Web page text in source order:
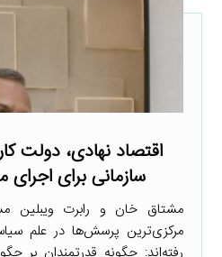
اقتصاد نهادی، دولت
سازمانی برای
مشتاق خان و رابرت ویبلین
مرکزی‌ترین پرسش‌ها در علم